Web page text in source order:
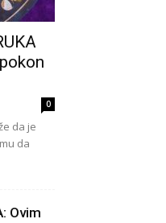
0
da je
da
Ovim